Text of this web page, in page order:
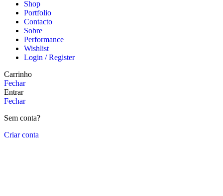
Shop
Portfolio
Contacto
Sobre
Performance
Wishlist
Login / Register
Carrinho
Fechar
Entrar
Fechar
Sem conta?
Criar conta